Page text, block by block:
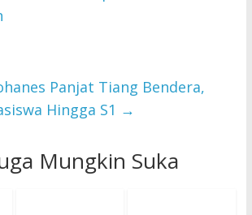
Panjat Tiang Bendera,
Hingga S1 →
Mungkin Suka